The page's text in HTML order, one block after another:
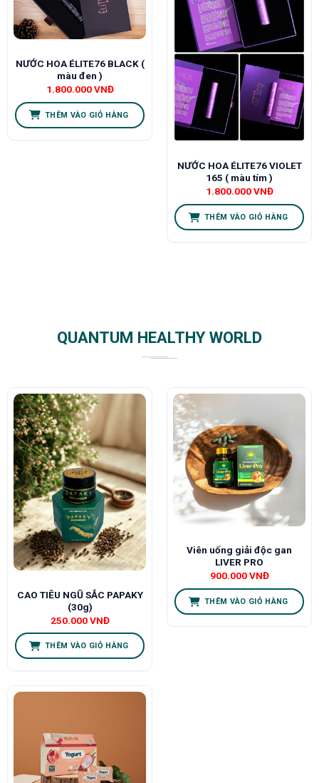
NƯỚC HOA ÉLITE76 BLACK (
màu đen )
1.800.000VNĐ
THÊM VÀO GIỎ HÀNG
NƯỚC HOA ÉLITE76 VIOLET
165 ( màu tím )
1.800.000VNĐ
THÊM VÀO GIỎ HÀNG
QUANTUM HEALTHY WORLD
CAO TIÊU NGŨ SẮC PAPAKY
(30g)
250.000VNĐ
THÊM VÀO GIỎ HÀNG
Viên uống giải độc gan
LIVER PRO
900.000VNĐ
THÊM VÀO GIỎ HÀNG